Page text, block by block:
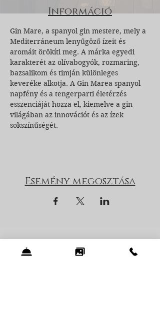
Információ
Gin Mare, a spanyol gin mestere, mely a
Mediterráneum lenyűgöző ízeit és
aromáit örökíti meg. A márka egyedi
karakterét az olívabogyók, rozmaring,
bazsalikom és timján különleges
keveréke alkotja. A Gin Marea spanyol
napfény és a tengerparti életérzés
esszenciáját hozza el, kiemelve a gin
világában az innovációt és az ízek
sokszínűségét.
Esemény megosztása
8251 Zánka, Vérkúti út 120.